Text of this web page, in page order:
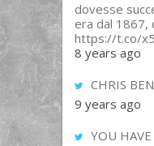
dovesse
era dal 1867,
https://t.co/
8 years ago
CHRIS
9 years ago
YOU